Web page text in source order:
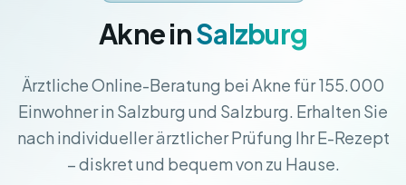
Akne inSalzburg
Ärztliche Online-Beratung bei Akne für 155.000
Einwohner in Salzburg und Salzburg. Erhalten Sie
nach individueller ärztlicher Prüfung Ihr E-Rezept
– diskret und bequem von zu Hause.